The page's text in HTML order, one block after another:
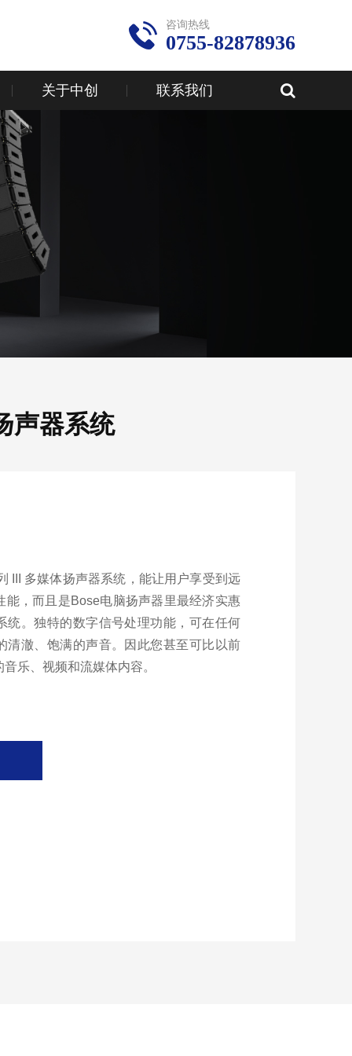
咨询热线
0755-82878936
关于中创 联系我们
声器系统
III 多媒体扬声器系统，能让用户享受到远
能，而且是Bose电脑扬声器里最经济实惠
统。独特的数字信号处理功能，可在任何
清澈、饱满的声音。因此您甚至可比以前
乐、视频和流媒体内容。